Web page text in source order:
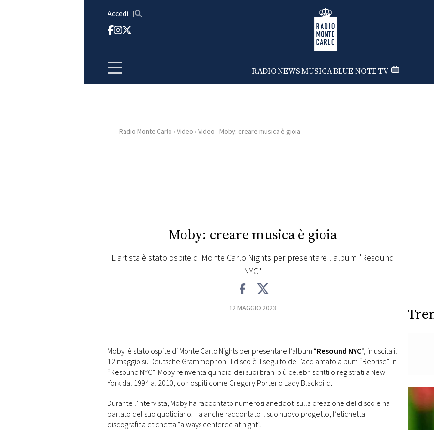
Accedi Radio Monte Carlo
RADIONEWSMUSICABLUE NOTETV
HOME
NEWS
EVENTI
VIDEO
TV
PRINCIPATO
Radio Monte Carlo › Video › Video › Moby: creare musica è gioia
Moby: creare musica è gioia
L'artista è stato ospite di Monte Carlo Nights per presentare l'album "Resound
NYC"
12 MAGGIO 2023
Moby è stato ospite di Monte Carlo Nights per presentare l’album “Resound NYC“, in uscita il
12 maggio su Deutsche Grammophon. Il disco è il seguito dell’acclamato album “Reprise”. In
“Resound NYC” Moby reinventa quindici dei suoi brani più celebri scritti o registrati a New
York dal 1994 al 2010, con ospiti come Gregory Porter o Lady Blackbird.
Durante l’intervista, Moby ha raccontato numerosi aneddoti sulla creazione del disco e ha
parlato del suo quotidiano. Ha anche raccontato il suo nuovo progetto, l’etichetta
discografica etichetta “always centered at night”.